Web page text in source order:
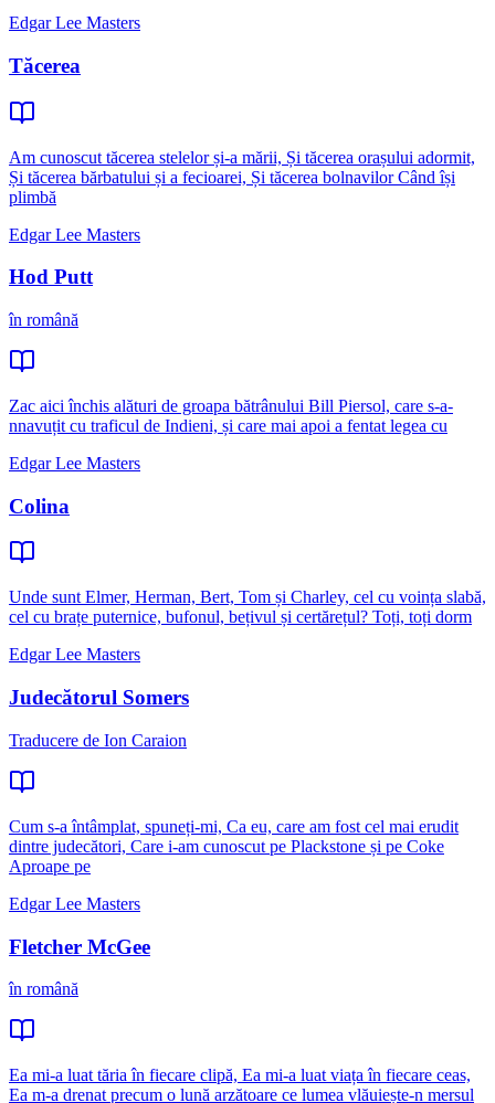
Edgar Lee Masters
Tăcerea
Am cunoscut tăcerea stelelor și-a mării, Și tăcerea orașului adormit,
Și tăcerea bărbatului și a fecioarei, Și tăcerea bolnavilor Când își
plimbă
Edgar Lee Masters
Hod Putt
în română
Zac aici închis alături de groapa bătrânului Bill Piersol, care s-a-
nnavuțit cu traficul de Indieni, și care mai apoi a fentat legea cu
Edgar Lee Masters
Colina
Unde sunt Elmer, Herman, Bert, Tom și Charley, cel cu voința slabă,
cel cu brațe puternice, bufonul, bețivul și certărețul? Toți, toți dorm
Edgar Lee Masters
Judecătorul Somers
Traducere de Ion Caraion
Cum s-a întâmplat, spuneți-mi, Ca eu, care am fost cel mai erudit
dintre judecători, Care i-am cunoscut pe Plackstone și pe Coke
Aproape pe
Edgar Lee Masters
Fletcher McGee
în română
Ea mi-a luat tăria în fiecare clipă, Ea mi-a luat viața în fiecare ceas,
Ea m-a drenat precum o lună arzătoare ce lumea vlăuiește-n mersul